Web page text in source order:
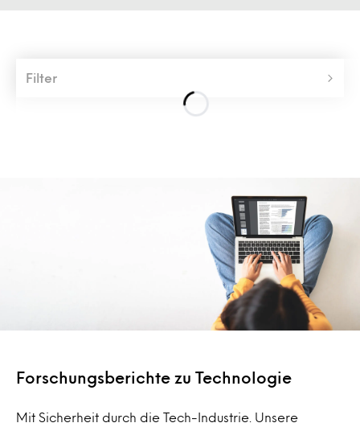
Filter
Forschungsberichte zu Technologie
Mit Sicherheit durch die Tech-Industrie. Unsere